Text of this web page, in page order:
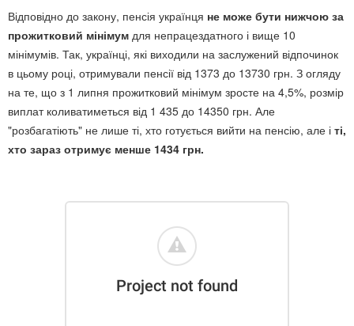
Відповідно до закону, пенсія українця не може бути нижчою за
прожитковий мінімум для непрацездатного і вище 10
мінімумів. Так, українці, які виходили на заслужений відпочинок
в цьому році, отримували пенсії від 1373 до 13730 грн. З огляду
на те, що з 1 липня прожитковий мінімум зросте на 4,5%, розмір
виплат коливатиметься від 1 435 до 14350 грн. Але
"розбагатіють" не лише ті, хто готується вийти на пенсію, але і ті,
хто зараз отримує менше 1434 грн.